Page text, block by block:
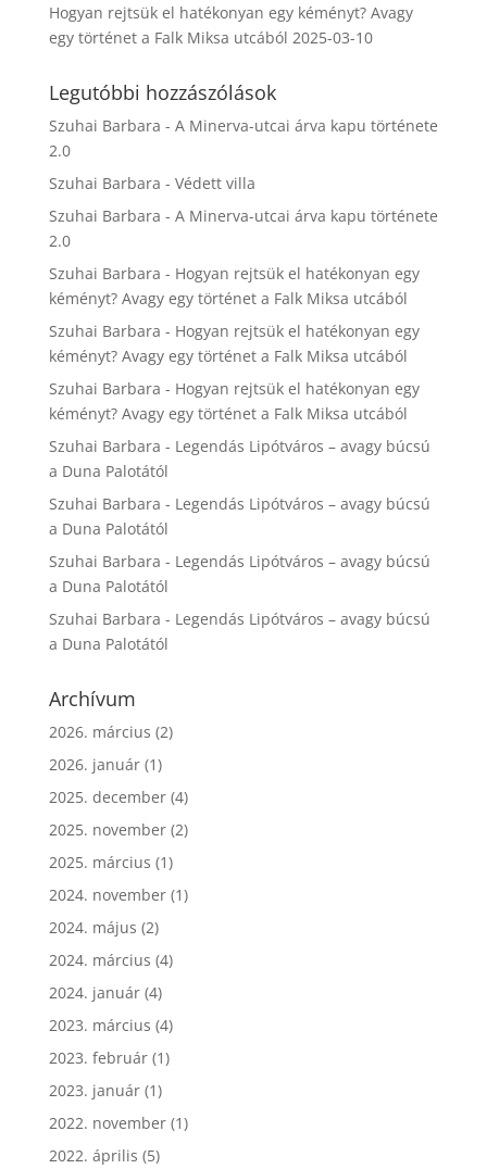
Hogyan rejtsük el hatékonyan egy kéményt? Avagy
egy történet a Falk Miksa utcából 2025-03-10
Legutóbbi hozzászólások
Szuhai Barbara - A Minerva-utcai árva kapu története
2.0
Szuhai Barbara - Védett villa
Szuhai Barbara - A Minerva-utcai árva kapu története
2.0
Szuhai Barbara - Hogyan rejtsük el hatékonyan egy
kéményt? Avagy egy történet a Falk Miksa utcából
Szuhai Barbara - Hogyan rejtsük el hatékonyan egy
kéményt? Avagy egy történet a Falk Miksa utcából
Szuhai Barbara - Hogyan rejtsük el hatékonyan egy
kéményt? Avagy egy történet a Falk Miksa utcából
Szuhai Barbara - Legendás Lipótváros – avagy búcsú
a Duna Palotától
Szuhai Barbara - Legendás Lipótváros – avagy búcsú
a Duna Palotától
Szuhai Barbara - Legendás Lipótváros – avagy búcsú
a Duna Palotától
Szuhai Barbara - Legendás Lipótváros – avagy búcsú
a Duna Palotától
Archívum
2026. március (2)
2026. január(1)
2025. december(4)
2025. november(2)
2025. március (1)
2024. november(1)
2024. május (2)
2024. március (4)
2024. január(4)
2023. március (4)
2023. február(1)
2023. január(1)
2022. november(1)
2022. április (5)